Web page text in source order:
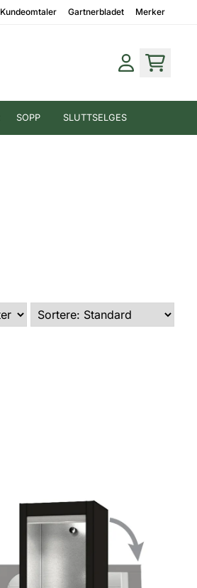
Kundeomtaler Gartnerbladet Merker
SOPP SLUTTSELGES